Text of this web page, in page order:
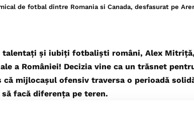
de fotbal dintre Romania si Canada, desfasurat pe
talentați și iubiți fotbaliști români, Alex
a României! Decizia vine ca un trăsnet
mijlocașul ofensiv traversa o perioadă
facă diferența pe teren.